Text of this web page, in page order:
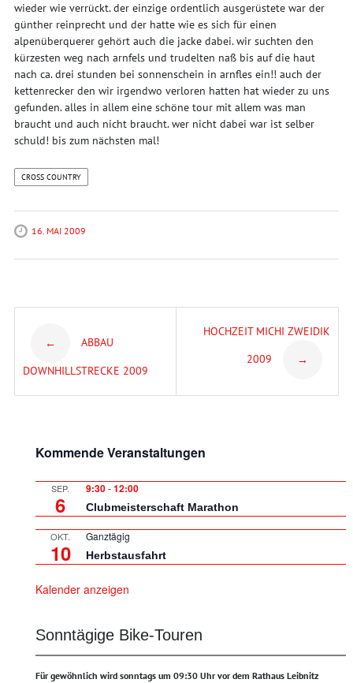
wieder wie verrückt. der einzige ordentlich ausgerüstete war der
günther reinprecht und der hatte wie es sich für einen
alpenüberquerer gehört auch die jacke dabei. wir suchten den
kürzesten weg nach arnfels und trudelten naß bis auf die haut
nach ca. drei stunden bei sonnenschein in arnfles ein!! auch der
kettenrecker den wir irgendwo verloren hatten hat wieder zu uns
gefunden. alles in allem eine schöne tour mit allem was man
braucht und auch nicht braucht. wer nicht dabei war ist selber
schuld! bis zum nächsten mal!
CROSS COUNTRY
16. MAI 2009
navigation
← ABBAU
DOWNHILLSTRECKE 2009
HOCHZEIT MICHI ZWEIDIK
2009
→
Kommende Veranstaltungen
SEP.
6
9:30-12:00
Clubmeisterschaft Marathon
OKT.
10
Ganztägig
Herbstausfahrt
Kalender anzeigen
Sonntägige Bike-Touren
Für gewöhnlich wird sonntags um 09:30 Uhr vor dem Rathaus Leibnitz